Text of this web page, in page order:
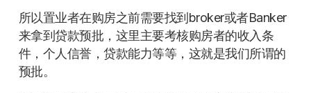
所以置业者在购房之前需要找到broker或者Banker
来拿到贷款预批，这里主要考核购房者的收入条
件，个人信誉，贷款能力等等，这就是我们所谓的
预批。